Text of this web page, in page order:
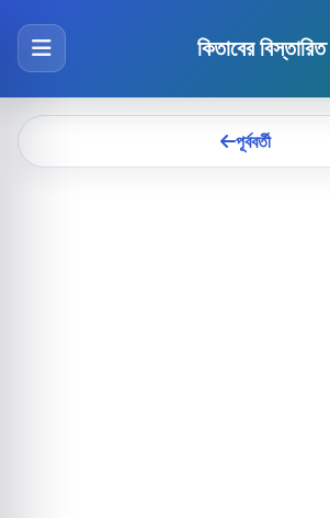
কিতাবের বিস্তারিত
পূর্ববর্তী